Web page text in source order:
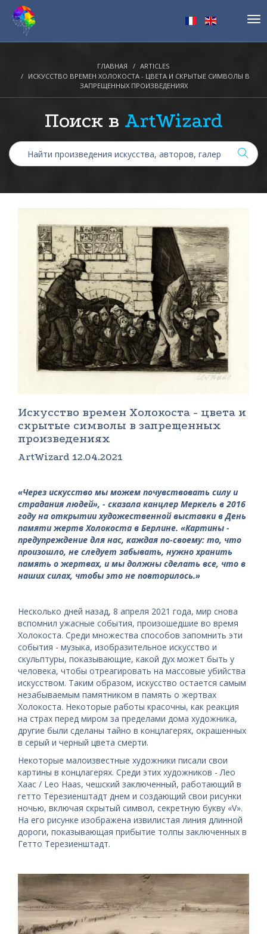
ГЛАВНАЯ
ARTICLES
ИСКУССТВО ВРЕМЕН ХОЛОКОСТА - ЦВЕТА И СКРЫТЫЕ СИМВОЛЫ В
ЗАПРЕЩЕННЫХ ПРОИЗВЕДЕНИЯХ
Поиск в ArtWizard
Искусство времен Холокоста - цвета и
скрытые символы в запрещенных
произведениях
ArtWizard 12.04.2021
«Через искусство мы можем почувствовать силу и
страдания людей», - сказала канцлер Меркель в 2016
году на открытии художественной выставки в День
памяти жертв Холокоста в Берлине. «Картины -
предупреждение для нас, каждая по-своему: то, что
произошло, не следует забывать, нужно хранить
память о жертвах, и мы должны сделать все, что в
наших силах, чтобы это не повторилось.»
Несколько дней назад, 8 апреля 2021 года, мир снова
вспомнил ужасные события, произошедшие во время
Холокоста. Среди множества способов запомнить эти
события - музыка, изобразительное искусство и
скульптуры, показывающие, какой дух может быть у
человека, чтобы отреагировать на массовые убийства
искусством. Таким образом, искусство остается самым
незабываемым памятником в память о жертвах
Холокоста. Некоторые работы красочны, как реакция
на страх перед миром за пределами дома художника,
другие были сделаны тайно в концлагерях, окрашенных
в серый и черный цвета смерти.
Некоторые малоизвестные художники писали свои
картины в концлагерях. Среди этих художников - Лео
Хаас / Leo Haas, чешский заключенный, работающий в
гетто Терезиенштадт днем ​​и создающий свои рисунки
ночью, включая скрытый символ, секретную букву «V».
На его рисунке изображена извилистая линия длинной
дороги, показывающая прибытие толпы заключенных в
Гетто Терезиенштадт.